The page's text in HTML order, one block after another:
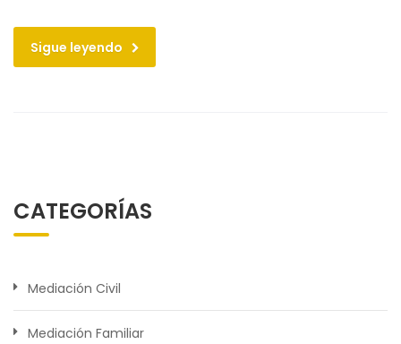
Sigue leyendo
CATEGORÍAS
Mediación Civil
Mediación Familiar